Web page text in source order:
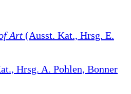
Art (Ausst. Kat., Hrsg. E.
Hrsg. A. Pohlen, Bonner